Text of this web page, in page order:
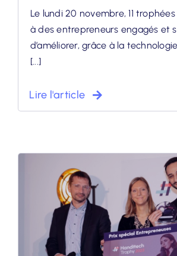
Le lundi 20 novembre, 11
à des entrepreneurs engagés et
d’améliorer, grâce à la
[...]
Lire l'article